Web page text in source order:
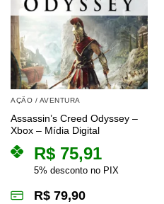
AÇÃO / AVENTURA
Assassin’s Creed Odyssey –
Xbox – Mídia Digital
R$ 75,91
5% desconto no PIX
R$ 79,90